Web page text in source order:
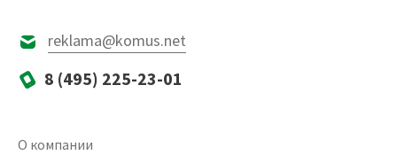
reklama@komus.net
8 (495) 225-23-01
О компании